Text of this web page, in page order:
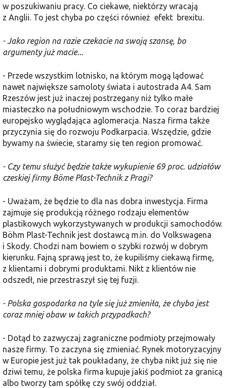
w poszukiwaniu pracy. Co ciekawe, niektórzy wracają
z Anglii. To jest chyba po części również efekt brexitu.
- Jako region na razie czekacie na swoją szansę, bo
argumenty już macie...
- Przede wszystkim lotnisko, na którym mogą lądować
nawet największe samoloty świata i autostrada A4. Sam
Rzeszów jest już inaczej postrzegany niż tylko małe
miasteczko na południowym wschodzie. To coraz bardziej
europejsko wyglądająca aglomeracja. Nasza firma także
przyczynia się do rozwoju Podkarpacia. Wszędzie, gdzie
bywamy na świecie, staramy się ten region promować.
- Czy temu służyć będzie także wykupienie 69 proc. udziałów
czeskiej firmy Böme Plast-Technik z Pragi?
- Uważam, że będzie to dla nas dobra inwestycja. Firma
zajmuje się produkcją różnego rodzaju elementów
plastikowych wykorzystywanych w produkcji samochodów.
Böhm Plast-Technik jest dostawcą m.in. do Volkswagena
i Skody. Chodzi nam bowiem o szybki rozwój w dobrym
kierunku. Fajną sprawą jest to, że kupiliśmy ciekawą firmę,
z klientami i dobrymi produktami. Nikt z klientów nie
odszedł, nie przestraszył się tej fuzji.
- Polska gospodarka na tyle się już zmieniła, że chyba jest
coraz mniej obaw w takich przypadkach?
- Dotąd to zazwyczaj zagraniczne podmioty przejmowały
nasze firmy. To zaczyna się zmieniać. Rynek motoryzacyjny
w Europie jest już tak poukładany, że chyba nikt już się nie
dziwi temu, że polska firma kupuje jakiś podmiot za granicą
albo tworzy tam spółkę czy swój oddział.